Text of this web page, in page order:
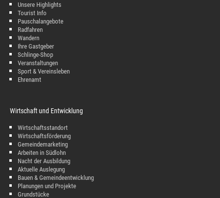
Unsere Highlights
Tourist Info
Pauschalangebote
Radfahren
Wandern
Ihre Gastgeber
Schlinge-Shop
Veranstaltungen
Sport & Vereinsleben
Ehrenamt
Wirtschaft und Entwicklung
Wirtschaftsstandort
Wirtschaftsförderung
Gemeindemarketing
Arbeiten in Südlohn
Nacht der Ausbildung
Aktuelle Auslegung
Bauen & Gemeindeentwicklung
Planungen und Projekte
Grundstücke